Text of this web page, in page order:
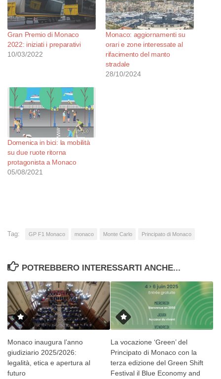
Gran Premio di Monaco
2022: iniziati i preparativi
10/03/2022
Monaco: aggiornamenti su
orari e zone interessate al
rifacimento del manto
stradale
28/10/2024
Domenica in bici: la mobilità
su due ruote ritorna
protagonista a Monaco
05/08/2021
Tag: GP F1 Monaco monaco Monte Carlo Principato di Monaco
POTREBBERO INTERESSARTI ANCHE...
Monaco inaugura l’anno
giudiziario 2025/2026:
legalità, etica e apertura al
futuro
La vocazione ‘Green’ del
Principato di Monaco con la
terza edizione del Green Shift
Festival il Blue Economy and